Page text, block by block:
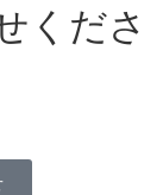
くださ